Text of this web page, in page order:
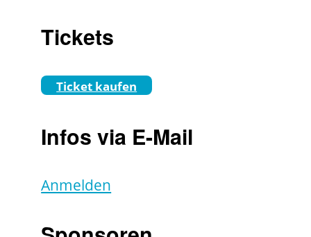
Tickets
Ticket kaufen
Infos via E-Mail
Anmelden